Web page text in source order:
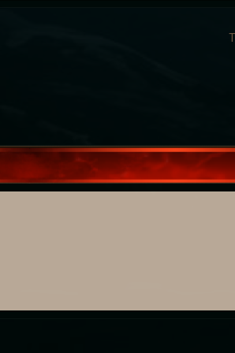
na zdjęcia tego jak świętowaliście
Aktualizacjach.